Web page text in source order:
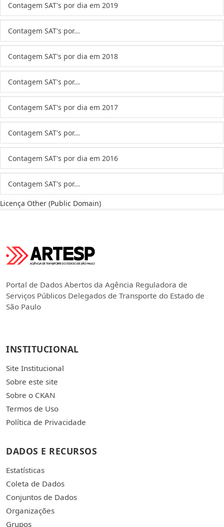
Contagem SAT's por dia em 2019
Contagem SAT's por...
Contagem SAT's por dia em 2018
Contagem SAT's por...
Contagem SAT's por dia em 2017
Contagem SAT's por...
Contagem SAT's por dia em 2016
Contagem SAT's por...
Licença Other (Public Domain)
Portal de Dados Abertos da Agência Reguladora de
Serviços Públicos Delegados de Transporte do Estado de
São Paulo
INSTITUCIONAL
Site Institucional
Sobre este site
Sobre o CKAN
Termos de Uso
Política de Privacidade
DADOS E RECURSOS
Estatísticas
Coleta de Dados
Conjuntos de Dados
Organizações
Grupos